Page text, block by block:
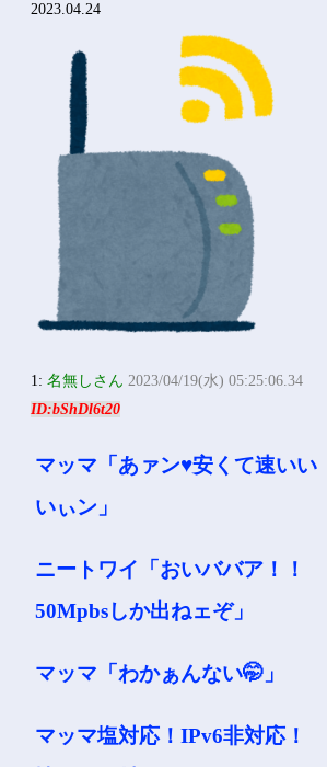
2023.04.24
1:名無しさん 2023/04/19(水) 05:25:06.34
ID:bShDl6t20
マッマ「あァン♥安くて速いい
いぃン」
ニートワイ「おいババア！！
50Mpbsしか出ねェぞ」
マッマ「わかぁんない🤭」
マッマ塩対応！IPv6非対応！